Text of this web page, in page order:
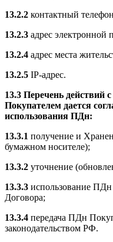
13.2.2 контактный
13.2.3 адрес электронной
13.2.4 адрес места
13.2.5 IP-адрес.
13.3 Перечень действий
Покупателем дается
использования ПДн:
13.3.1 получение и
бумажном носителе);
13.3.2 уточнение
13.3.3 использование
Договора;
13.3.4 передача ПДн
законодательством РФ.